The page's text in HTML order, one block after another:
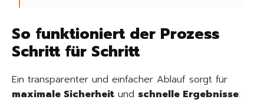
So funktioniert der Prozess
Schritt für Schritt
Ein transparenter und einfacher Ablauf sorgt für
maximale Sicherheit und schnelle Ergebnisse: